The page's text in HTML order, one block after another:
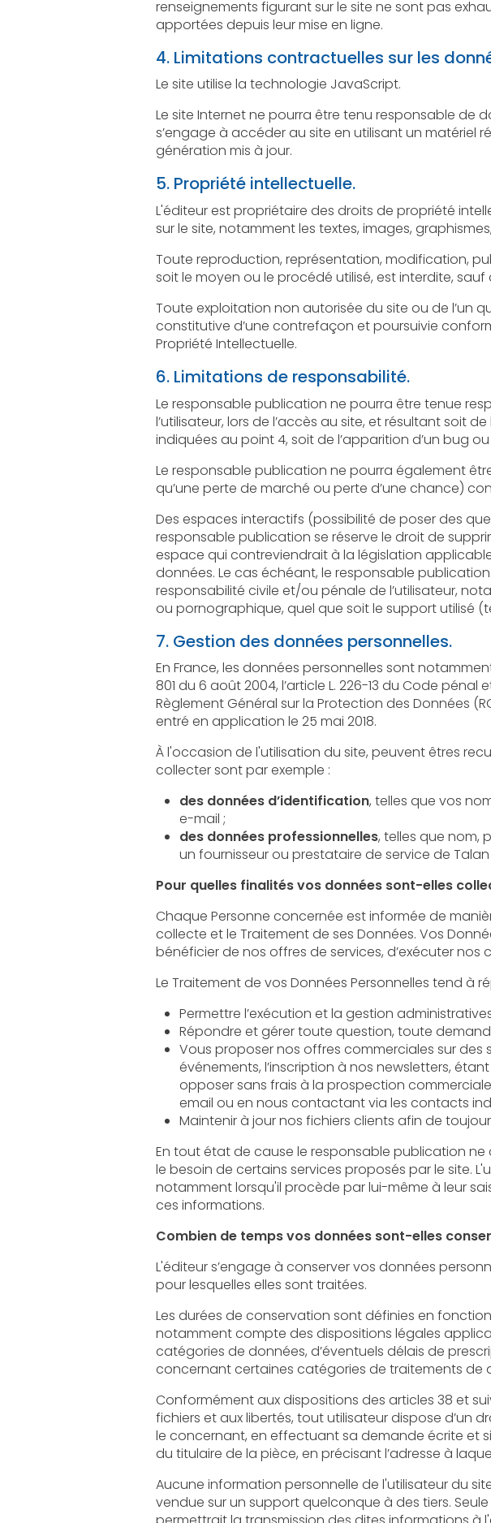
renseignements figurant sur le site ne sont pas exhaustifs. Ils sont donnés
apportées depuis leur mise en ligne.
4. Limitations contractuelles sur les
Le site utilise la technologie JavaScript.
Le site Internet ne pourra être tenu responsable de dommages
s’engage à accéder au site en utilisant un matériel récent, ne contenant pas
génération mis à jour.
5. Propriété intellectuelle.
L'éditeur est propriétaire des droits de propriété intellectuelle ou détient les droits
Toute reproduction, représentation, modification, publication,
Toute exploitation non autorisée du site ou de l’un
constitutive d’une contrefaçon et poursuivie conformément
Propriété Intellectuelle.
6. Limitations de responsabilité.
Le responsable publication ne pourra être tenue responsable
l’utilisateur, lors de l’accès au site, et résultant soit de l’utilisation d’un
indiquées au point 4, soit de l’apparition d’un bug
Le responsable publication ne pourra également être
qu’une perte de marché ou perte d’une chance)
Des espaces interactifs (possibilité de poser des questions dans l’espace
responsable publication se réserve le droit de supprimer, sans mise en demeure
espace qui contreviendrait à la législation applicable en France, en particulier aux dispositions
données. Le cas échéant, le responsable publication se réserve également la possibilité de mettre en
responsabilité civile et/ou pénale de l’utilisateur, notamment en cas de message à caractère raciste, injurieux, diffamant,
ou
7. Gestion des données personnelles.
En France, les données personnelles sont notamment protégées
801 du 6 août 2004, l’article L. 226-13 du Code pénal et la Directive
Règlement Général sur la Protection des Données (RGPD) de l’Union
entré en application le 25 mai 2018.
À l'occasion de l'utilisation du site, peuvent êtres recueillies. Les
collecter sont par exemple :
des données d’identification, telles que vos nom et prénom,
e-mail ;
des données professionnelles, telles que nom, prénom, vos
un fournisseur ou prestataire de service de Talan
Pour quelles finalités vos données sont-elles
Chaque Personne concernée est informée de manière claire et
collecte et le Traitement de ses Données. Vos Données Personnelles
Répondre et gérer toute question, toute
Vous proposer nos offres commerciales sur des services
événements, l’inscription à nos newsletters, étant entendu
opposer sans frais à la prospection commerciale, en
email ou en nous contactant via les contacts
Maintenir à jour nos fichiers clients afin de
En tout état de cause le responsable publication ne collecte des
le besoin de certains services proposés par le site. L'utilisateur fournit ces
notamment lorsqu'il procède par lui-même à leur saisie. Il est alors précisé à l'utilisateur du site
ces informations.
Combien de temps vos données sont-elles
L'éditeur s’engage à conserver vos données personnelles pour une
pour lesquelles elles sont traitées.
Les durées de conservation sont définies en fonction des
notamment compte des dispositions légales applicables imposant une
catégories de données, d’éventuels délais de prescription applicables
concernant certaines catégories de traitements de
Conformément aux dispositions des articles 38 et suivants de la loi
fichiers et aux libertés, tout utilisateur dispose d’un droit d’accès, de rectification et
le concernant, en effectuant sa demande écrite et signée, accompagnée d’une copie du titre d’identité
du titulaire
Aucune information personnelle de l'utilisateur du site n'est publiée à
vendue sur un support quelconque à des tiers. Seule l'hypothèse du rachat de